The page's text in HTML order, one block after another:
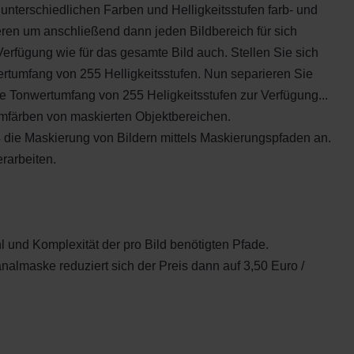
Farben und Helligkeitsstufen farb- und
um anschließend dann jeden Bildbereich für sich
wie für das gesamte Bild auch. Stellen Sie sich
von 255 Helligkeitsstufen. Nun separieren Sie
von 255 Heligkeitsstufen zur Verfügung...
von maskierten Objektbereichen.
Maskierung von Bildern mittels Maskierungspfaden an.
und Komplexität der pro Bild benötigten Pfade.
reduziert sich der Preis dann auf 3,50 Euro /